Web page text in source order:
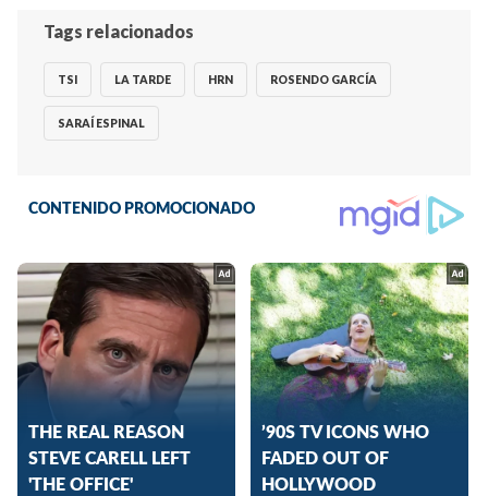
Tags relacionados
TSI LA TARDE HRN ROSENDO GARCÍA
SARAÍ ESPINAL